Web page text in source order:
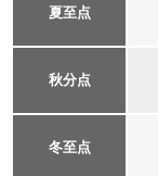
夏至点
秋分点
冬至点